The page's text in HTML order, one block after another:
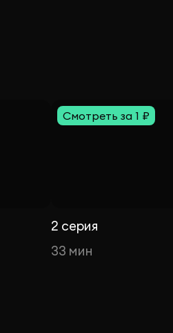
Смотреть за 1 ₽
2 серия
33 мин